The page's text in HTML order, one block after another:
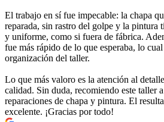
El trabajo en sí fue impecable: la chapa
reparada, sin rastro del golpe y la pintura
y uniforme, como si fuera de fábrica.
fue más rápido de lo que esperaba, lo
organización del taller.
Lo que más valoro es la atención al
calidad. Sin duda, recomiendo este taller
reparaciones de chapa y pintura. El
excelente. ¡Gracias por todo!